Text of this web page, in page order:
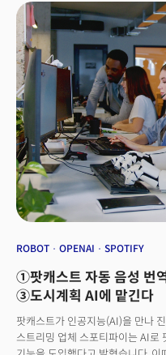
있는 것으로 밝혀졌다. 더밀크 구
도입하는 것에 대해 찬성했다. 한
언론수용자 조사에 따르면 한국
언론으로 인식한다. 현재 포털사
일상 속에 빠르게 퍼지고 이를 '언
ROBOT OPENAI SPOTIFY
①팟캐스트 자동 음성 번
③도시계획 AI에 맡긴다
팟캐스트가 인공지능(AI)을 만나
스트리밍 업체 스포티파이는 AI로